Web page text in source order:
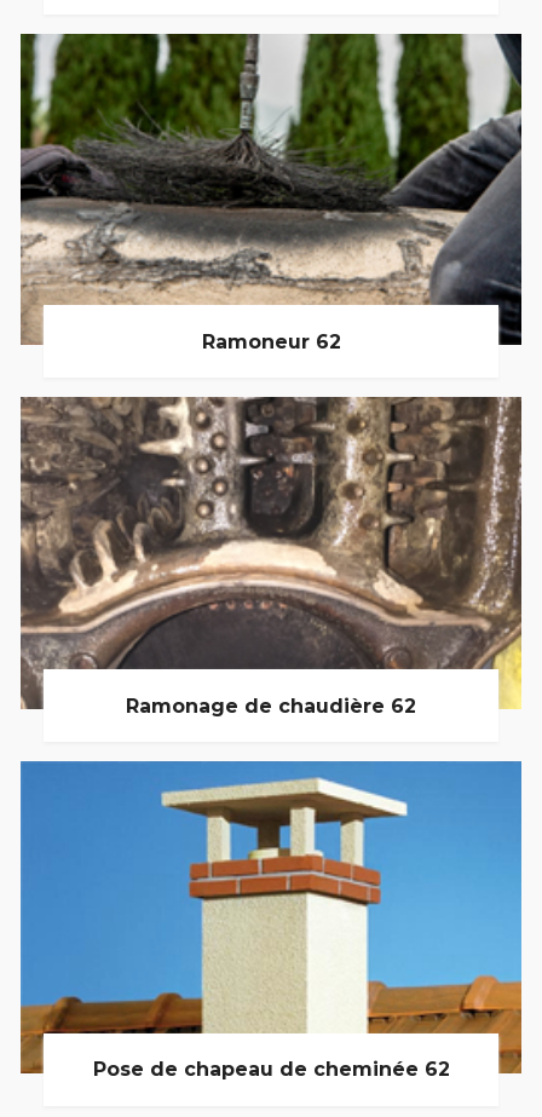
Ramoneur 62
Ramonage de chaudière 62
Pose de chapeau de cheminée 62